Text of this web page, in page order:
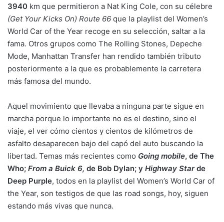
3940 km que permitieron a Nat King Cole, con su célebre
(Get Your Kicks On) Route 66 que la playlist del Women’s
World Car of the Year recoge en su selección, saltar a la
fama. Otros grupos como The Rolling Stones, Depeche
Mode, Manhattan Transfer han rendido también tributo
posteriormente a la que es probablemente la carretera
más famosa del mundo.
Aquel movimiento que llevaba a ninguna parte sigue en
marcha porque lo importante no es el destino, sino el
viaje, el ver cómo cientos y cientos de kilómetros de
asfalto desaparecen bajo del capó del auto buscando la
libertad. Temas más recientes como Going mobile, de The
Who; From a Buick 6, de Bob Dylan; y Highway Starde
Deep Purple, todos en la playlist del Women’s World Car of
the Year, son testigos de que las road songs, hoy, siguen
estando más vivas que nunca.